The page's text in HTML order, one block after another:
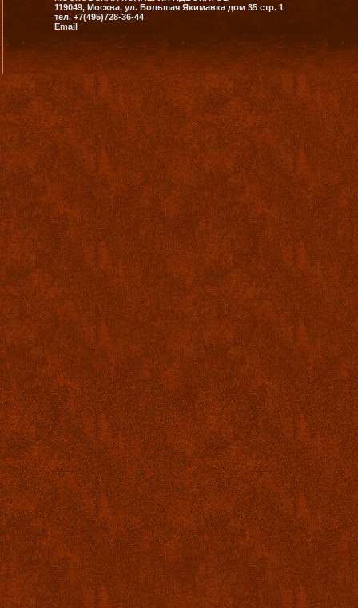
119049, Москва, ул. Большая Якиманка дом 35 стр. 1
тел. +7(495)728-36-44
Email